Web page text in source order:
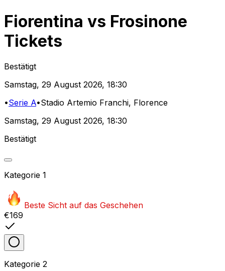
Fiorentina vs Frosinone
Tickets
Bestätigt
Samstag, 29 August 2026, 18:30
•Serie A•Stadio Artemio Franchi, Florence
Samstag, 29 August 2026, 18:30
Bestätigt
Kategorie 1
Beste Sicht auf das Geschehen
€169
Kategorie 2